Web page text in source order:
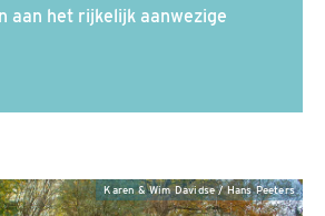
aan het rijkelijk aanwezige
Karen & Wim Davidse / Hans Peeters